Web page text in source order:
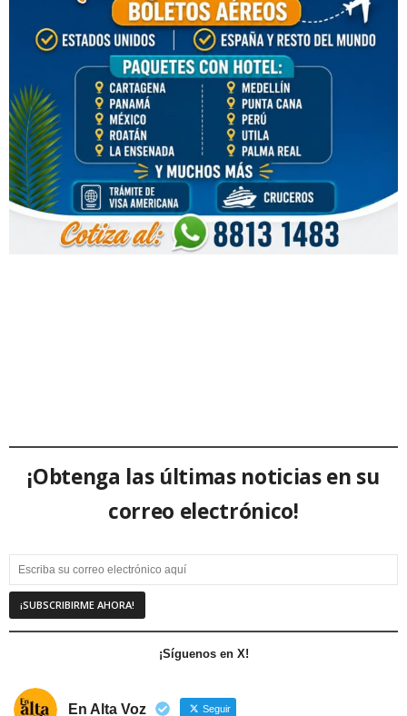
¡Obtenga las últimas noticias en su
correo electrónico!
¡Síguenos en X!
En Alta Voz Seguir